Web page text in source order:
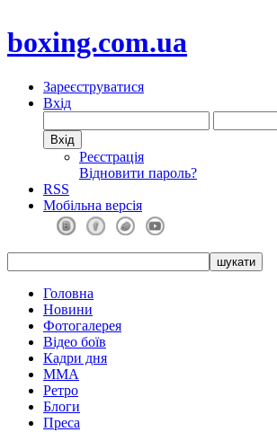
boxing.com.ua
Зареєструватися
Вхід
Реєстрація
Відновити пароль?
RSS
Мобільна версія
Головна
Новини
Фотогалерея
Відео боїв
Кадри дня
ММА
Ретро
Блоги
Преса